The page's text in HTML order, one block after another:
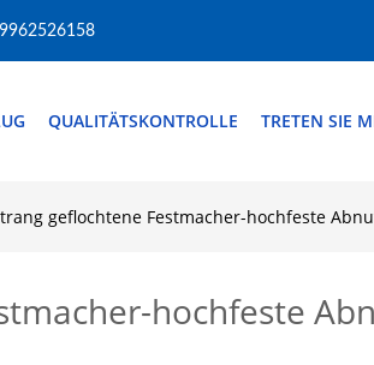
QUALITÄTSKONTROLLE TRETEN SIE
geflochtene Festmacher-hochfeste
hochfeste